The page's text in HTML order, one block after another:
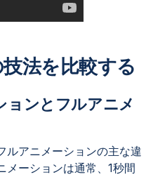
法を比較する
ョンとフルアニメ
ルアニメーションの主な違
メーションは通常、1秒間